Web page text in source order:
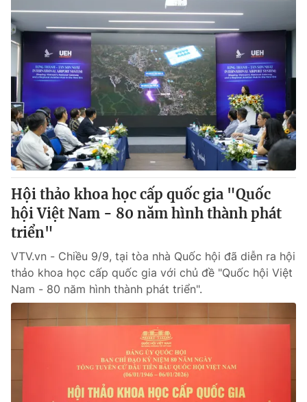
® Cấm sao chép dưới mọi hình thức nếu không có sự chấp
thuận bằng văn bản. Ghi rõ nguồn VTV.vn khi phát hành lại
thông tin từ website này.
Hội thảo khoa học cấp quốc gia "Quốc
hội Việt Nam - 80 năm hình thành phát
triển"
VTV.vn - Chiều 9/9, tại tòa nhà Quốc hội đã diễn ra hội
thảo khoa học cấp quốc gia với chủ đề "Quốc hội Việt
Nam - 80 năm hình thành phát triển".